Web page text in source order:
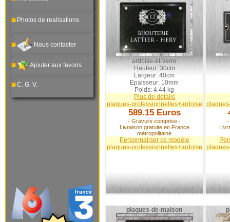
Photos de realisations
Nous contacter
Ajouter aux favoris
C. G. V.
ardoise-et-verre
Hauteur: 30cm
Largeur: 40cm
Epaisseur: 10mm
Poids: 4.44 kg
Plus de détails
plaques-professionnelles+ardoise
589.15 Euros
- Gravure comprise -
Livraison gratuite en France
métropolitaine
Personnaliser ce modèle
plaques-professionnelles+ardoise
plaques-de-maison